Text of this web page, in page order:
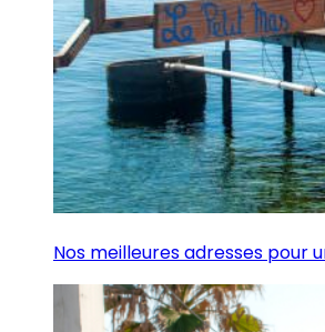
Nos meilleures adresses pour